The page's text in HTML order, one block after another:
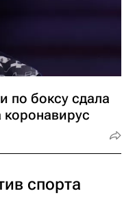
по боксу сдала
коронавирус
спорта